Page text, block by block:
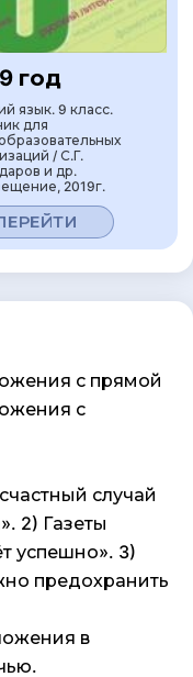
год
язык. 9 класс.
для
/ С.Г.
и др.
2019г.
с прямой
с
случай
2) Газеты
успешно». 3)
предохранить
в